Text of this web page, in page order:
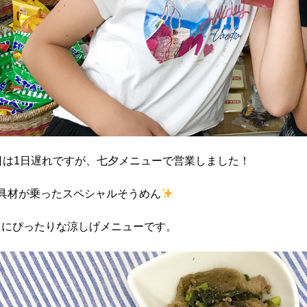
1日遅れですが、七夕メニューで営業しました！
材が乗ったスペシャルそうめん
ぴったりな涼しげメニューです。